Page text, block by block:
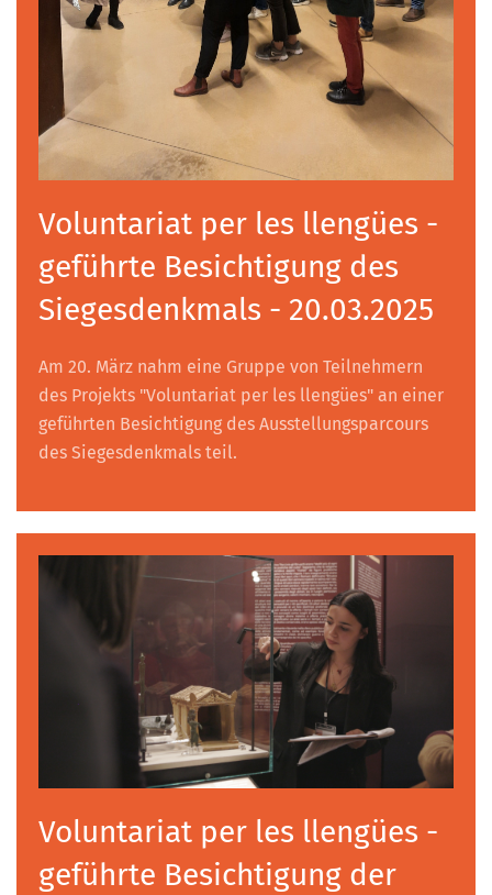
Voluntariat per les llengües -
geführte Besichtigung des
Siegesdenkmals - 20.03.2025
Am 20. März nahm eine Gruppe von Teilnehmern
des Projekts "Voluntariat per les llengües" an einer
geführten Besichtigung des Ausstellungsparcours
des Siegesdenkmals teil.
Voluntariat per les llengües -
geführte Besichtigung der